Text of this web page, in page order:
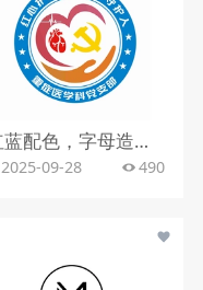
红蓝配色，字母造型，文字组合
2025-09-28 490